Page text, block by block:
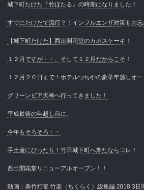
城下町たけた『竹ほたる』の時期になりました！
すでにたけたで流行？！インフルエンザ対策もお忘
【城下町たけた】西出開花堂のカボスケーキ！
１２月ですが・・、そして１２月だからこそ！
１２月２０日まで！ホテルつちやの豪華年越しオー
グリーンピア天神へ行ってきました！
平成最後の年越し前に。
今年もそろそろ・・
手土産にぴったり！竹田城下町へ来たならコレ！
西出開花堂リニューアルオープン！！
動画：美竹灯篭 竹楽（ちくらく）総集編 2018 3日